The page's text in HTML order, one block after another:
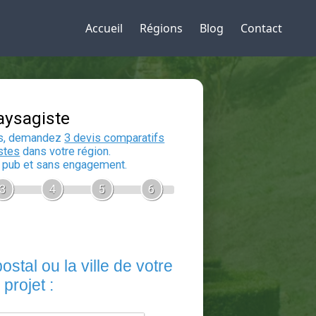
Accueil Régions Blog Contact
Devis Paysagiste
En 5 minutes, demandez
auxpaysagistesdans votre région.
Gratuit, sans pub et sans engagement.